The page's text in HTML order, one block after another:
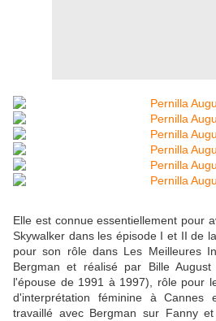
Elle est connue essentiellement pour
Skywalker dans les épisode I et II de
pour son rôle dans Les Meilleures
Bergman et réalisé par Bille
l'épouse de 1991 à 1997), rôle pour
d'interprétation féminine à
travaillé avec Bergman sur Fanny